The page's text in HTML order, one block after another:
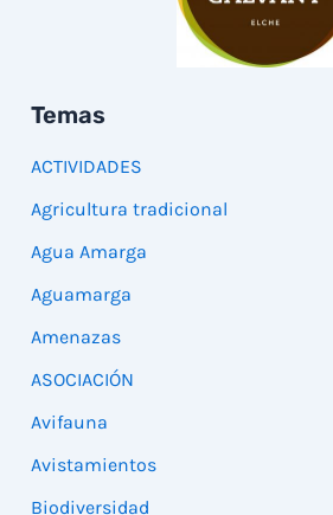
Temas
ACTIVIDADES
Agricultura tradicional
Agua Amarga
Aguamarga
Amenazas
ASOCIACIÓN
Avifauna
Avistamientos
Biodiversidad